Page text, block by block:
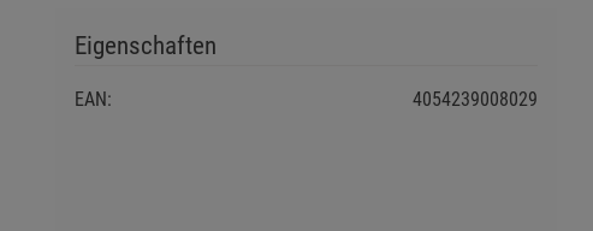
Eigenschaften
EAN: 4054239008029